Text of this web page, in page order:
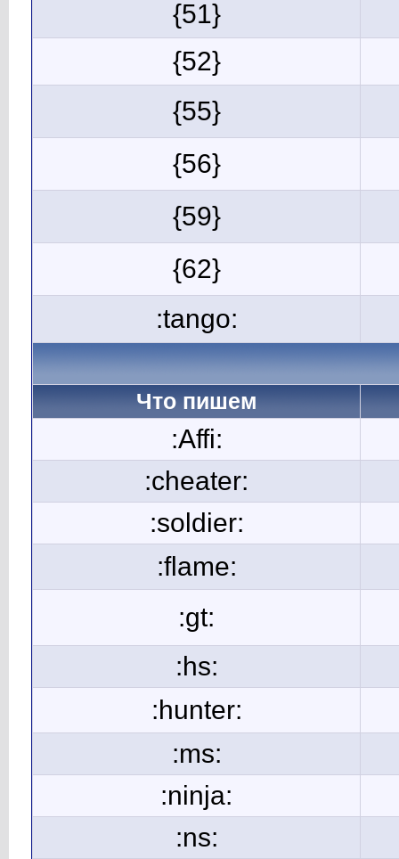
{51}
{52}
{55}
{56}
{59}
{62}
:tango:
Что пишем
:Affi:
:cheater:
:soldier:
:flame:
:gt:
:hs:
:hunter:
:ms:
:ninja:
:ns: